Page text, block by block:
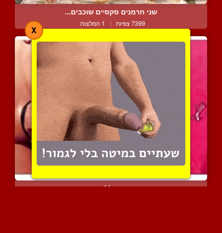
שני חרמנים סקסיים שוכבים...
7399 צפיות | 1 המלצות
שפיכה סמיכה ללא הידים זה...
X